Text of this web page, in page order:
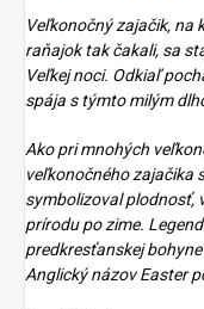
Veľkonočný zajačik, na
raňajok tak čakali, sa
Veľkej noci. Odkiaľ
spája s týmto milým
Ako pri mnohých
veľkonočného zajačika
symbolizoval plodnosť,
prírodu po zime.
predkresťanskej
Anglický názov Easter